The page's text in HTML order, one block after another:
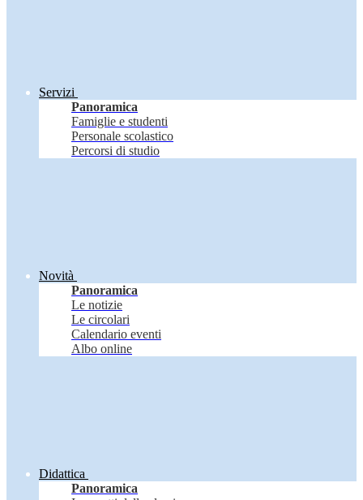
Servizi
Panoramica
Famiglie e studenti
Personale scolastico
Percorsi di studio
Novità
Panoramica
Le notizie
Le circolari
Calendario eventi
Albo online
Didattica
Panoramica